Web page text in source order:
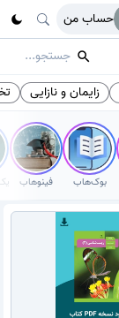
حساب من
زایمان و نازایی
بوک‌هاب فینوهاب